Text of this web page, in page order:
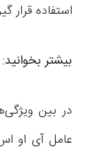
استفاده قرار
بیشتر بخوانید:
در بین